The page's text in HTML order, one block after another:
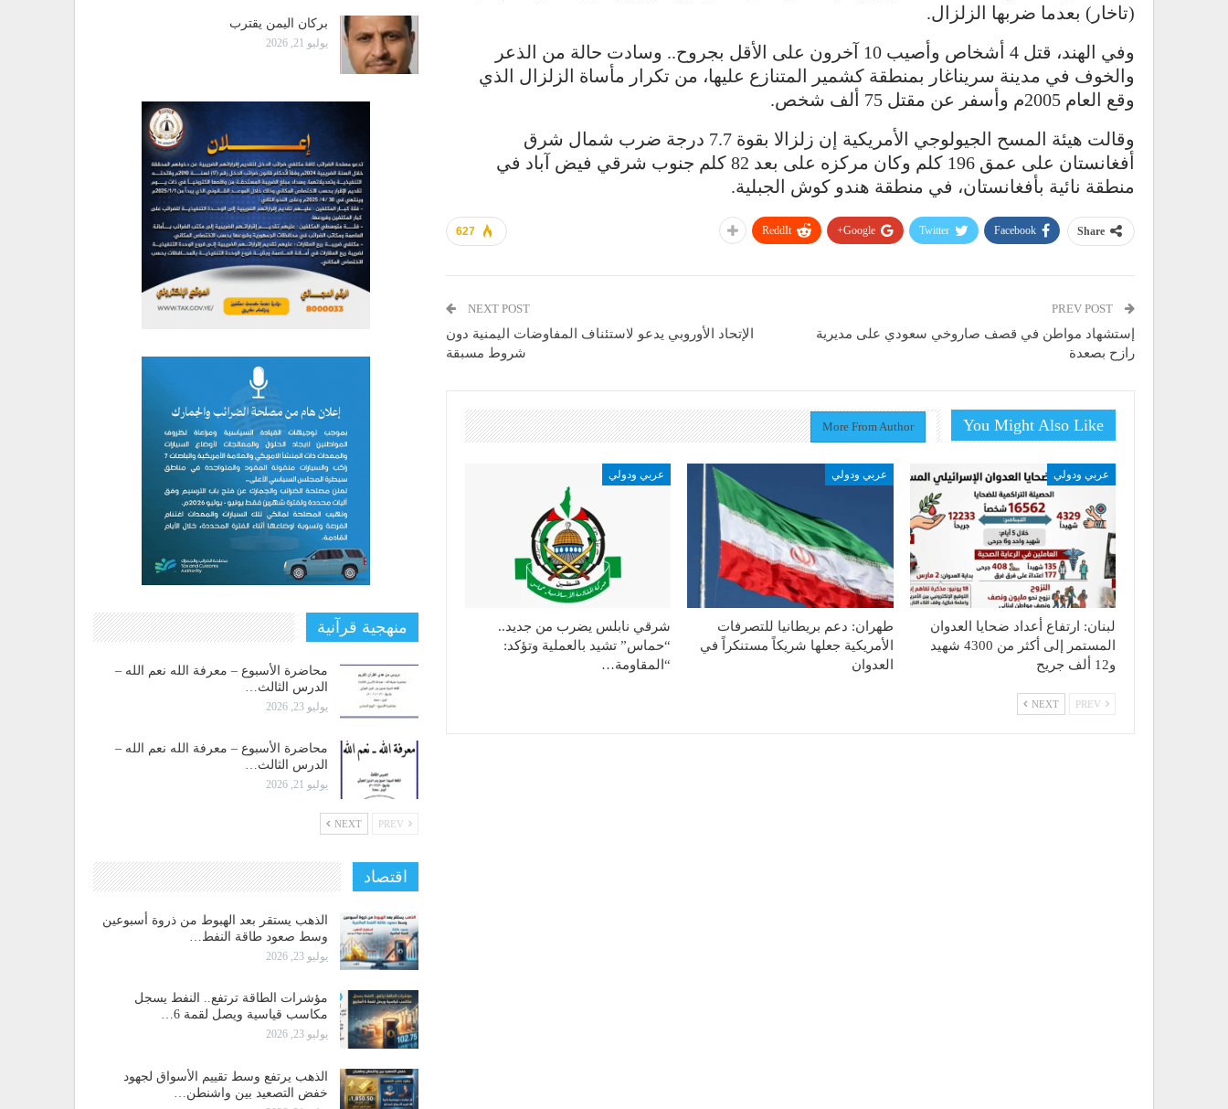
(تاخار) بعدما ضربها الزلزال.
وفي الهند، قتل 4 أشخاص وأصيب 10 آخرون على الأقل بجروح.. وسادت حالة من الذعر
والخوف في مدينة سريناغار بمنطقة كشمير المتنازع عليها، من تكرار مأساة الزلزال الذي
وقع العام 2005م وأسفر عن مقتل 75 ألف شخص.
وقالت هيئة المسح الجيولوجي الأمريكية إن زلزالا بقوة 7.7 درجة ضرب شمال شرق
أفغانستان على عمق 196 كلم وكان مركزه على بعد 82 كلم جنوب شرقي فيض آباد في
منطقة نائية بأفغانستان، في منطقة هندو كوش الجبلية.
627 Share
Facebook
Twitter
Google+
ReddIt
إستشهاد مواطن في قصف صاروخي سعودي على مديرية
رازح بصعدة
NEXT POST
الإتحاد الأوروبي يدعو لاستئناف المفاوضات اليمنية دون
شروط مسبقة
You Might Also Like
More From Author
عربي ودولي
لبنان: ارتفاع أعداد ضحايا العدوان
المستمر إلى أكثر من 4300 شهيد
و12 ألف جريح
عربي ودولي
طهران: دعم بريطانيا للتصرفات
الأمريكية جعلها شريكاً مستنكراً في
العدوان
عربي ودولي
شرقي نابلس يضرب من جديد..
“حماس” تشيد بالعملية وتؤكد:
“المقاومة…
NEXT
بركان اليمن يقترب
يوليو 21, 2026
منهجية قرآنية
محاضرة الأسبوع – معرفة الله نعم الله –
الدرس الثالث…
يوليو 23, 2026
محاضرة الأسبوع – معرفة الله نعم الله –
الدرس الثالث…
يوليو 21, 2026
NEXT
اقتصاد
الذهب يستقر بعد الهبوط من ذروة أسبوعين
وسط صعود طاقة النفط…
يوليو 23, 2026
مؤشرات الطاقة ترتفع.. النفط يسجل
مكاسب قياسية ويصل لقمة 6…
يوليو 23, 2026
الذهب يرتفع وسط تقييم الأسواق لجهود
خفض التصعيد بين واشنطن…